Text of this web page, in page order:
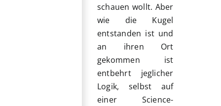
schauen wollt. Aber
wie die Kugel
entstanden ist und
an ihren Ort
gekommen ist
entbehrt jeglicher
Logik, selbst auf
einer Science-